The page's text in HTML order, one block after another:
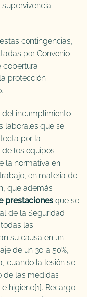
contingencias,
por Convenio
cobertura
protección
incumplimiento
laborales que se
por la
de los equipos
la normativa en
en materia de
que además
prestaciones que se
de la Seguridad
las
su causa en un
de un 30 a 50%,
cuando la lesión se
de las medidas
higiene[1]. Recargo